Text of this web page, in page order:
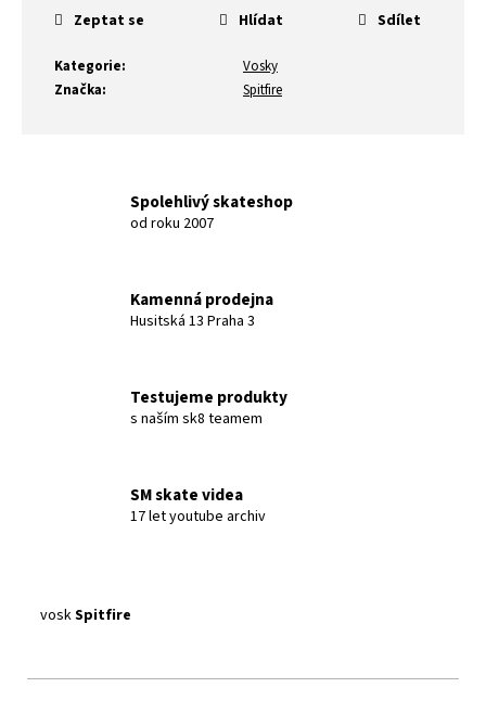
Kategorie:
Vosky
Značka: Spitfire
Zeptat se Hlídat Sdílet
Spolehlivý skateshop
od roku 2007
Kamenná prodejna
Husitská 13 Praha 3
Testujeme produkty
s naším sk8 teamem
SM skate videa
17 let youtube archiv
voskSpitfire